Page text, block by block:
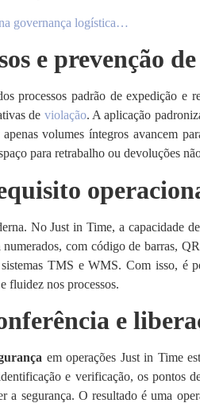
governança logística…
e prevenção
processos padrão de expedição e
de violação. A aplicação
volumes íntegros avancem
para retrabalho ou devoluções
No Just in Time, a capacidade
numerados, com código de barras,
TMS e WMS. Com isso, é
fluidez nos processos.
e
em operações Just in Time
e verificação, os pontos
a segurança. O resultado é uma